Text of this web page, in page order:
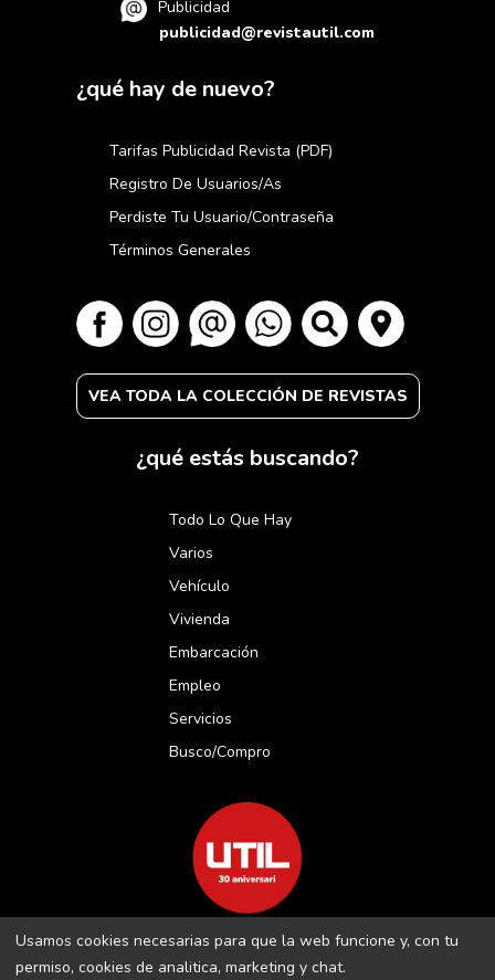
Usamos cookies necesarias para que la web funcione y, con tu
permiso, cookies de analitica, marketing y chat.
Publicidad
publicidad@revistautil.com
¿qué hay de nuevo?
Tarifas Publicidad Revista (PDF)
Registro De Usuarios/as
Perdiste Tu Usuario/contraseña
Términos Generales
VEA TODA LA COLECCIÓN DE REVISTAS
¿qué estás buscando?
Todo Lo Que Hay
Varios
Vehículo
Vivienda
Embarcación
Empleo
Servicios
Busco/compro
REVISTA UTIL MENORCA S.L C/ BORJA MOLL, 18 · 07703 MAÓ-